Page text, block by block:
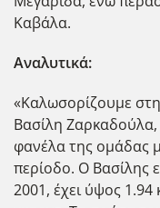
Καβάλα.
Αναλυτικά:
«Καλωσορίζουμε
Βασίλη Ζαρκαδούλα,
φανέλα της ομάδας
περίοδο. Ο Βασίλης
2001, έχει ύψος 1.94